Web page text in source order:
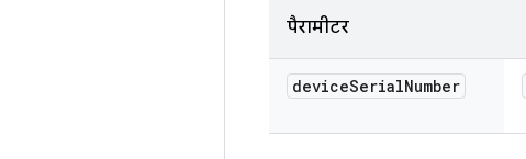
पैरामीटर
deviceSerialNumber